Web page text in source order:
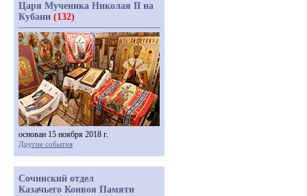
Царя Мученика Николая II на
Кубани (132)
основан 15 ноября 2018 г.
Другие события
Сочинский отдел
Казачьего Конвоя Памяти